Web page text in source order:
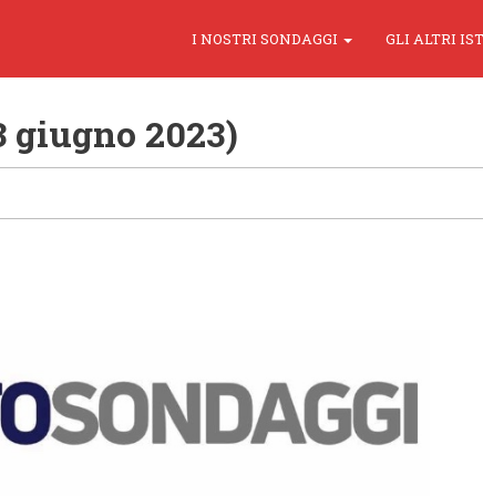
I NOSTRI SONDAGGI GLI ALTRI
giugno 2023)